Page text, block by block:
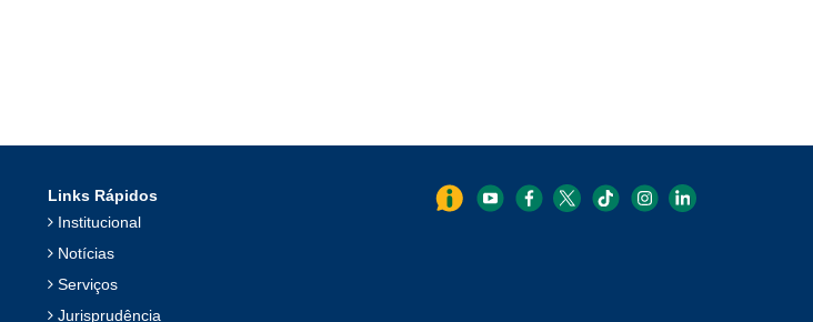
Links Rápidos
Institucional
Notícias
Serviços
Jurisprudência